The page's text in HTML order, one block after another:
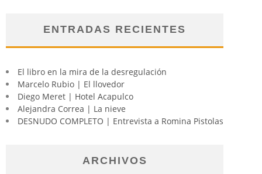
ENTRADAS RECIENTES
El libro en la mira de la desregulación
Marcelo Rubio | El llovedor
Diego Meret | Hotel Acapulco
Alejandra Correa | La nieve
DESNUDO COMPLETO | Entrevista a Romina Pistolas
ARCHIVOS